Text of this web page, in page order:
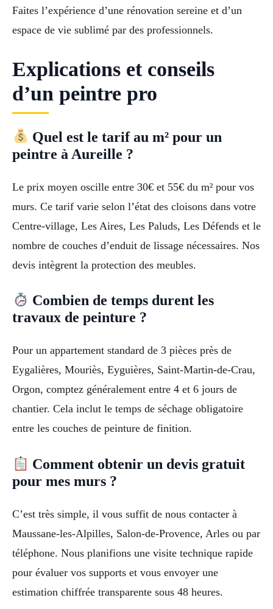
Faites l’expérience d’une rénovation sereine et d’un
espace de vie sublimé par des professionnels.
Explications et conseils
d’un peintre pro
Quel est le tarif au m² pour un
peintre à Aureille ?
Le prix moyen oscille entre 30€ et 55€ du m² pour vos
murs. Ce tarif varie selon l’état des cloisons dans votre
Centre-village, Les Aires, Les Paluds, Les Défends et le
nombre de couches d’enduit de lissage nécessaires. Nos
devis intègrent la protection des meubles.
Combien de temps durent les
travaux de peinture ?
Pour un appartement standard de 3 pièces près de
Eygalières, Mouriès, Eyguières, Saint-Martin-de-Crau,
Orgon, comptez généralement entre 4 et 6 jours de
chantier. Cela inclut le temps de séchage obligatoire
entre les couches de peinture de finition.
Comment obtenir un devis gratuit
pour mes murs ?
C’est très simple, il vous suffit de nous contacter à
Maussane-les-Alpilles, Salon-de-Provence, Arles ou par
téléphone. Nous planifions une visite technique rapide
pour évaluer vos supports et vous envoyer une
estimation chiffrée transparente sous 48 heures.